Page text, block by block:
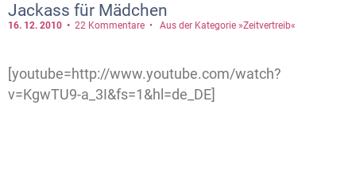
Jackass für Mädchen
16. 12. 2010 22 Kommentare Aus der Kategorie »Zeitvertreib«
[youtube=http://www.youtube.com/watch?
v=KgwTU9-a_3I&fs=1&hl=de_DE]